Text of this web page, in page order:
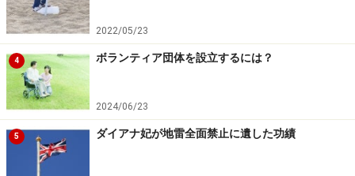
2022/05/23
4 ボランティア団体を設立するには？
2024/06/23
5 ダイアナ妃が地雷全面禁止に遺した功績